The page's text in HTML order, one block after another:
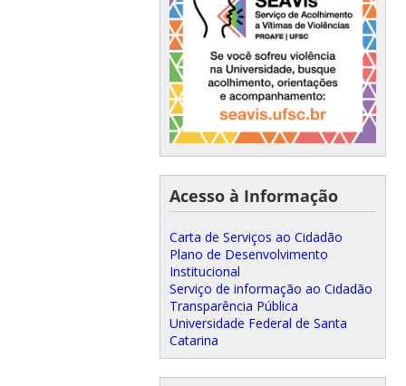
Acesso à Informação
Carta de Serviços ao Cidadão
Plano de Desenvolvimento
Institucional
Serviço de informação ao Cidadão
Transparência Pública
Universidade Federal de Santa
Catarina